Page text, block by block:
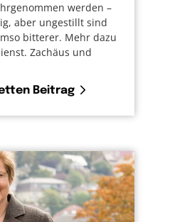
werden –
aber ungestillt sind
bitterer. Mehr dazu
Zachäus und
Beitrag